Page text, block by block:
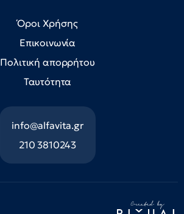
Όροι Χρήσης
Επικοινωνία
Πολιτική απορρήτου
Ταυτότητα
info@alfavita.gr
210 3810243